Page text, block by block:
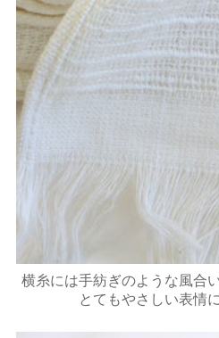
横糸には手紡ぎのような風合
とてもやさしい表情